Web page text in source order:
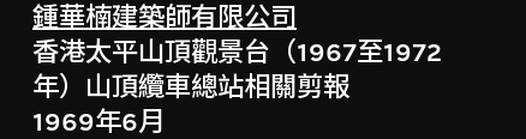
鍾華楠建築師有限公司
香港太平山頂觀景台（1967至1972
年）山頂纜車總站相關剪報
1969年6月